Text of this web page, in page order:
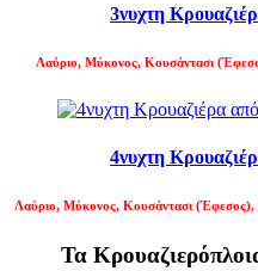
3νυχτη
Λαύριο, Μύκονος, Κουσάντασι (
4νυχτη
Λαύριο, Μύκονος, Κουσάντασι (Έφεσος),
Τα